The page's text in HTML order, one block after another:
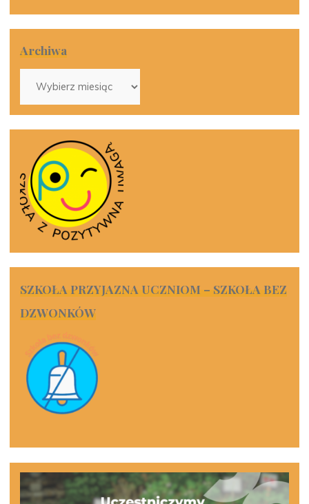
Archiwa
SZKOŁA PRZYJAZNA UCZNIOM – SZKOŁA BEZ
DZWONKÓW